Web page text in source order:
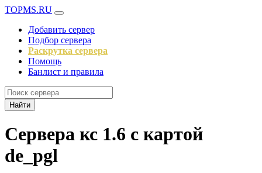
TOPMS.RU
Добавить сервер
Подбор сервера
Раскрутка сервера
Помощь
Банлист и правила
Найти
Сервера кс 1.6 с картой
de_pgl